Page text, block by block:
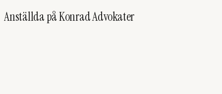
Anställda påKonrad Advokater